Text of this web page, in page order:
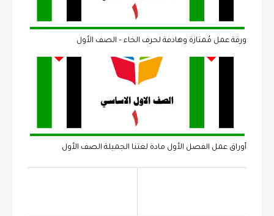
ورقة عمل مُمتازة وهادفة لحرف الخاء – الصف الأول
أوراق عمل الفصل الأول مادة لغتنا الجميلة الصف الأول